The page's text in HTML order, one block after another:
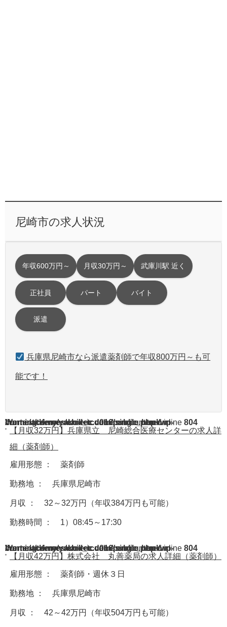
尼崎市の求人状況
年収600万円～ 月収30万円～ 武庫川駅 近く
正社員 パート バイト
派遣
兵庫県尼崎市なら派遣薬剤師で年収800万円～も可
能です！
Warning: A non-numeric value encountered in
/home/acdmy/yaku-rec.com/public_html/wp-content/themes/chill_tcd016/single.phpon line 804
【月収32万円】兵庫県立 尼崎総合医療センターの求人詳
細（薬剤師）
雇用形態 ： 薬剤師
勤務地 ： 兵庫県尼崎市
月収 ： 32～32万円（年収384万円も可能）
勤務時間 ： 1）08:45～17:30
Warning: A non-numeric value encountered in
/home/acdmy/yaku-rec.com/public_html/wp-content/themes/chill_tcd016/single.phpon line 804
【月収42万円】株式会社 丸善薬局の求人詳細（薬剤師）
雇用形態 ： 薬剤師・週休３日
勤務地 ： 兵庫県尼崎市
月収 ： 42～42万円（年収504万円も可能）